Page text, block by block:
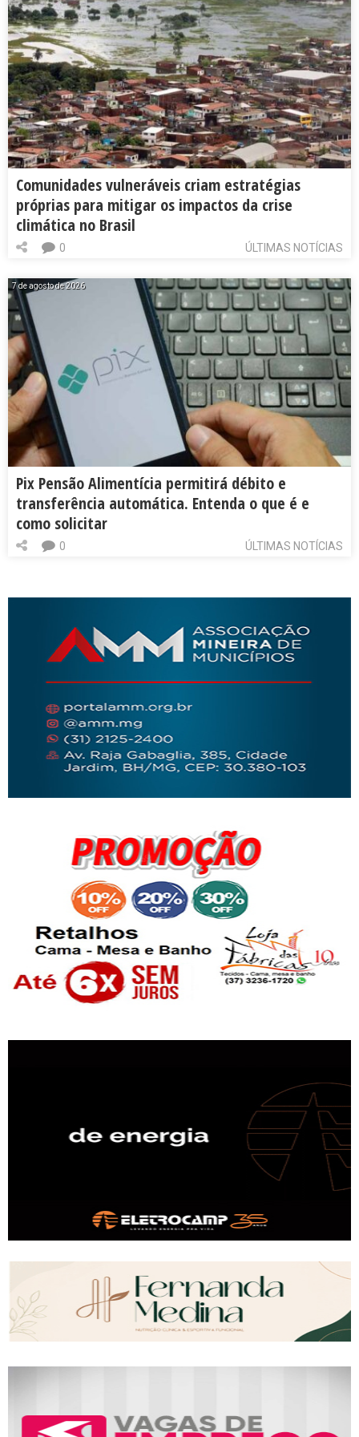
Comunidades vulneráveis criam estratégias
próprias para mitigar os impactos da crise
climática no Brasil
ÚLTIMAS NOTÍCIAS
0
7 de agosto de 2026
Pix Pensão Alimentícia permitirá débito e
transferência automática. Entenda o que é e
como solicitar
ÚLTIMAS NOTÍCIAS
0